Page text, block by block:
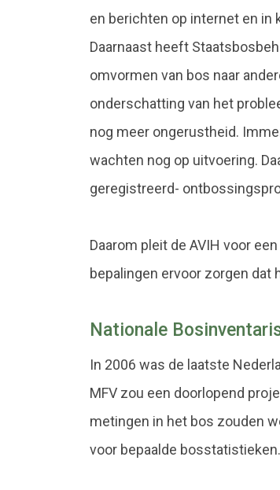
en berichten op internet en in
Daarnaast heeft
omvormen van bos naar
onderschatting van het
nog meer ongerustheid.
wachten nog op uitvoering.
geregistreerd-
Daarom pleit de AVIH voor
bepalingen ervoor zorgen
Nationale
In 2006 was de laatste
MFV zou een doorlopend
metingen in het bos zouden
voor bepaalde